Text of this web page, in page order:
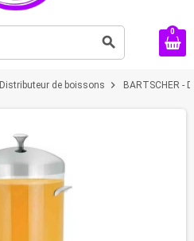
search
0
Distributeur de boissons chevron_right BARTSCHER -